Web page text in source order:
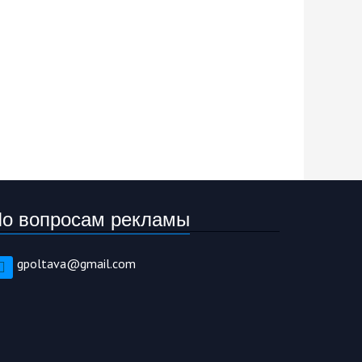
вопросам рекламы
gpoltava@gmail.com